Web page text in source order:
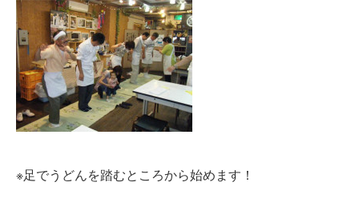
※足でうどんを踏むところから始めます！